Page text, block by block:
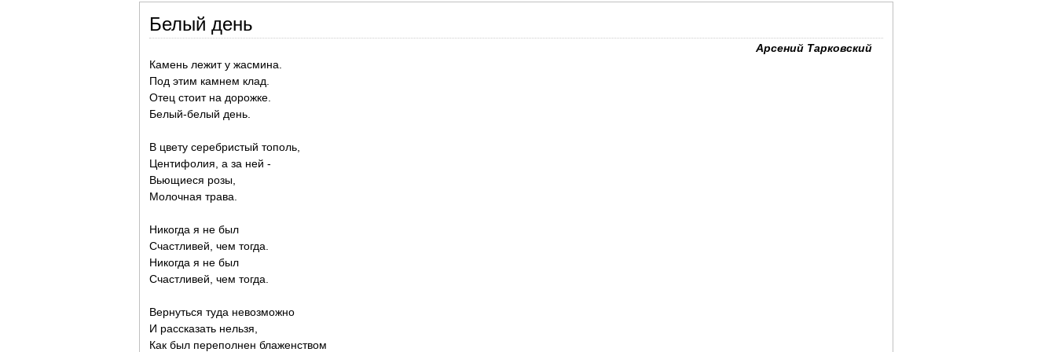
Белый день
Арсений Тарковский
Камень лежит у жасмина.
Под этим камнем клад.
Отец стоит на дорожке.
Белый-белый день.
В цвету серебристый тополь,
Центифолия, а за ней -
Вьющиеся розы,
Молочная трава.
Никогда я не был
Счастливей, чем тогда.
Никогда я не был
Счастливей, чем тогда.
Вернуться туда невозможно
И рассказать нельзя,
Как был переполнен блаженством